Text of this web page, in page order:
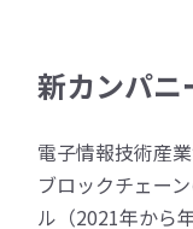
新カンパニ
電子情報技術産
ブロックチェー
ル（2021年から